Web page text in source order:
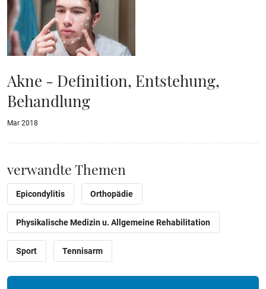
Akne - Definition, Entstehung,
Behandlung
Mar 2018
verwandte Themen
Epicondylitis Orthopädie
Physikalische Medizin u. Allgemeine Rehabilitation
Sport Tennisarm